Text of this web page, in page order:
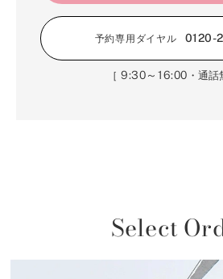
予約専用ダイヤル 0120-
［9:30～16:00 ・通話
Select